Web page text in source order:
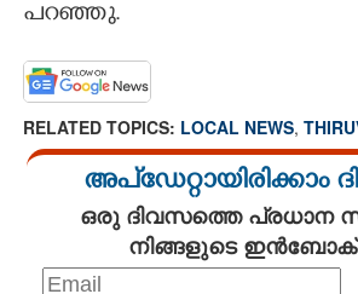
ZOOM
CONTACT US
പറഞ്ഞു.
RELATED TOPICS: LOCAL NEWS,
അപ്ഡേറ്റായിരിക്കാം
ഒരു ദിവസത്തെ പ്രധാന
നിങ്ങളുടെ